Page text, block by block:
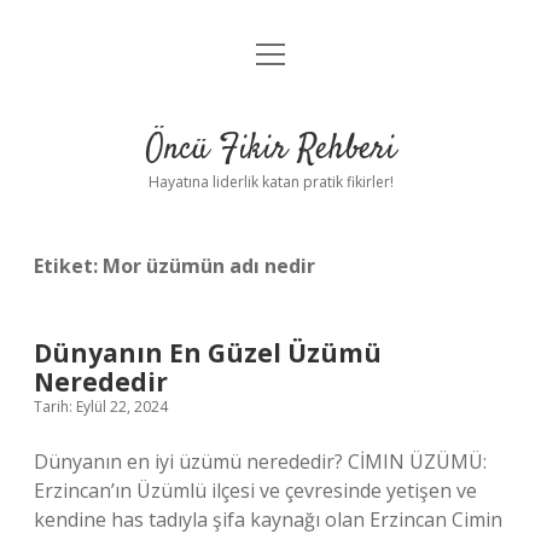
Anasayfa
Yasal Uyarı
menüyü
Öncü Fikir Rehberi
Hayatına liderlik katan pratik fikirler!
Etiket: Mor üzümün adı nedir
Dünyanın En Güzel Üzümü
Nerededir
Tarih: Eylül 22, 2024
Dünyanın en iyi üzümü nerededir? CİMIN ÜZÜMÜ:
Erzincan’ın Üzümlü ilçesi ve çevresinde yetişen ve
kendine has tadıyla şifa kaynağı olan Erzincan Cimin